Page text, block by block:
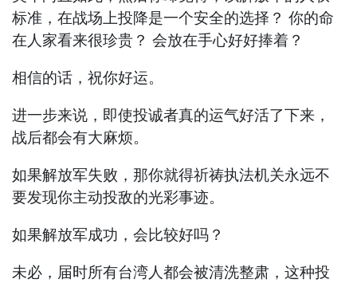
标准，在战场上投降是一个安全的选择？ 你的命
在人家看来很珍贵？ 会放在手心好好捧着？
相信的话，祝你好运。
进一步来说，即使投诚者真的运气好活了下来，
战后都会有大麻烦。
如果解放军失败，那你就得祈祷执法机关永远不
要发现你主动投敌的光彩事迹。
如果解放军成功，会比较好吗？
未必，届时所有台湾人都会被清洗整肃，这种投